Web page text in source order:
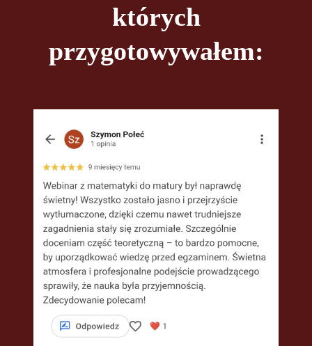
których
przygotowywałem: